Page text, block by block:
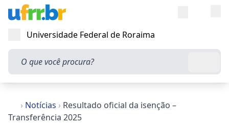
Abrir menu
Universidade Federal de Roraima
O que você procura?
› Notícias › Resultado oficial da isenção –
Transferência 2025